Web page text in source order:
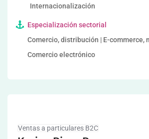
Internacionalización
Especialización sectorial
Comercio, distribución | E-commerce,
Comercio electrónico
Ventas a particulares B2C